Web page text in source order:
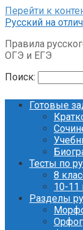
Перейти к
Русский на
Правила
ОГЭ и ЕГЭ
Поиск:
Готовые
Тесты по
8
10-11
Разделы